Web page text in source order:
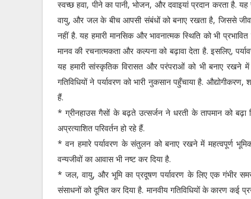
स्वच्छ हवा, पीने का पानी, भोजन, और दवाइयां प्रदान करता है.
वायु, और जल के बीच आपसी संबंधों को बनाए रखता है, जिससे
नहीं है. यह हमारी मानसिक और भावनात्मक स्थिति को भी
मानव की रचनात्मकता और कल्पना को बढ़ावा देता है. इसलिए,
यह हमारी सांस्कृतिक विरासत और परंपराओं को भी बनाए
गतिविधियों ने पर्यावरण को भारी नुकसान पहुँचाया है.
हैं.
* ग्रीनहाउस गैसों के बढ़ते उत्सर्जन ने धरती के तापमान को
अप्रत्याशित परिवर्तन हो रहे हैं.
* वन हमारे पर्यावरण के संतुलन को बनाए रखने में महत्वपूर्ण
वन्यजीवों का आवास भी नष्ट कर दिया है.
* जल, वायु, और भूमि का प्रदूषण पर्यावरण के लिए एक गंभीर
संसाधनों को दूषित कर दिया है. मानवीय गतिविधियों के कारण कई